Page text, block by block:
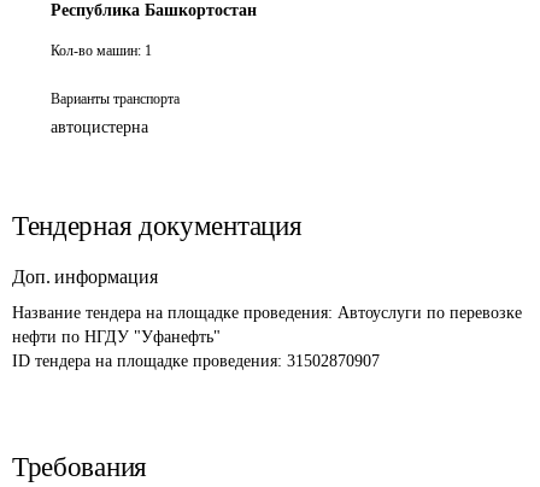
Республика Башкортостан
Кол-во машин: 1
Варианты транспорта
автоцистерна
Тендерная документация
Доп. информация
Название тендера на площадке проведения: Автоуслуги по перевозке
нефти по НГДУ "Уфанефть"
ID тендера на площадке проведения: 31502870907
Требования